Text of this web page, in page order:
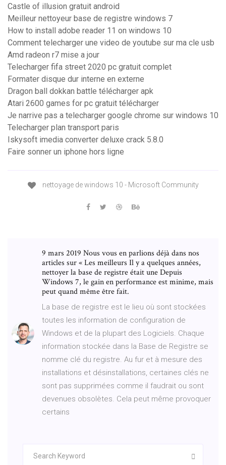
Castle of illusion gratuit android
Meilleur nettoyeur base de registre windows 7
How to install adobe reader 11 on windows 10
Comment telecharger une video de youtube sur ma cle usb
Amd radeon r7 mise a jour
Telecharger fifa street 2020 pc gratuit complet
Formater disque dur interne en externe
Dragon ball dokkan battle télécharger apk
Atari 2600 games for pc gratuit télécharger
Je narrive pas a telecharger google chrome sur windows 10
Telecharger plan transport paris
Iskysoft imedia converter deluxe crack 5.8.0
Faire sonner un iphone hors ligne
nettoyage de windows 10 - Microsoft Community
9 mars 2019 Nous vous en parlions déjà dans nos
articles sur « Les meilleurs Il y a quelques années,
nettoyer la base de registre était une Depuis
Windows 7, le gain en performance est minime, mais
peut quand même être fait.
La base de registre est le lieu où sont stockées
toutes les information de configuration de
Windows et de la plupart des Logiciels. Chaque
information stockée dans la Base de Registre se
nomme clé du registre. Au fur et à mesure des
installations et désinstallations, certaines clés ne
sont pas supprimées comme il faudrait ou sont
devenues obsolètes. Cela peut même provoquer
certains